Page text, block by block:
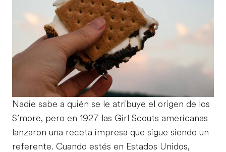
Nadie sabe a quién se le atribuye el origen de los
S’more, pero en 1927 las Girl Scouts americanas
lanzaron una receta impresa que sigue siendo un
referente. Cuando estés en Estados Unidos,